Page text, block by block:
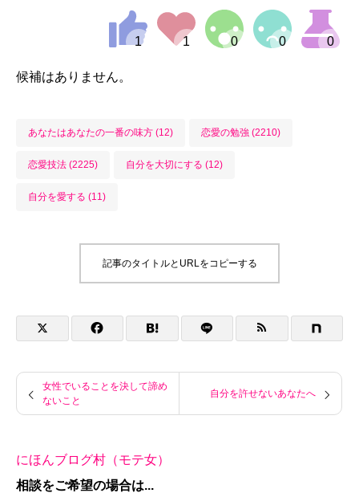
候補はありません。
あなたはあなたの一番の味方 (12) 恋愛の勉強 (2210)
恋愛技法 (2225) 自分を大切にする (12)
自分を愛する (11)
記事のタイトルとURLをコピーする
女性でいることを決して諦め
ないこと
自分を許せないあなたへ
にほんブログ村（モテ女）
相談をご希望の場合は...